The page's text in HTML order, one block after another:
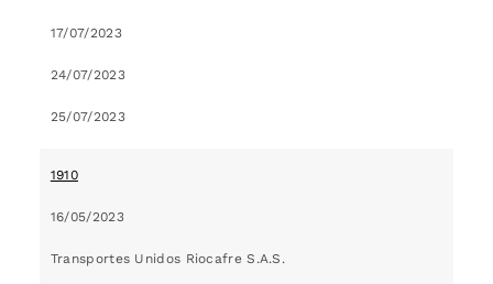
17/07/2023
24/07/2023
25/07/2023
1910
16/05/2023
Transportes Unidos Riocafre S.A.S.